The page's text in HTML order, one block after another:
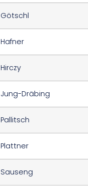
Götschl
Hafner
Hirczy
Jung-Dräbing
Pallitsch
Plattner
Sauseng